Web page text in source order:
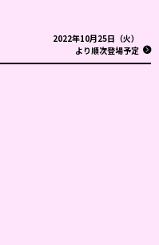
2022年10月25日（火）
より順次登場予定